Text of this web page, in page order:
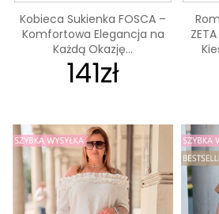
Kobieca Sukienka FOSCA –
Komfortowa Elegancja na
Każdą Okazję...
141zł